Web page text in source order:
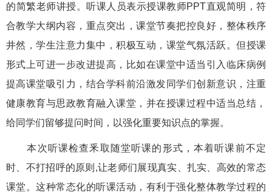
的简繁老师讲授。听课人员表示授课教师PPT直观简明，符
合教学大纲内容，重点突出，课堂节奏把控良好，整体秩序
井然，学生注意力集中，积极互动，课堂气氛活跃。但授课
形式上可进一步改进提高，比如在课堂中适当引入临床病例
提高课堂吸引力，结合学科前沿激发同学们创新意识，注重
健康教育与思政教育融入课堂，并在授课过程中适当总结，
给同学们留够提问时间，以强化重要知识点的掌握。
本次听课检查釆取随堂听课的形式，本着听课前不定
时、不打招呼的原则,让老师们展现真实、扎实、高效的常态
课堂。这种常态化的听课活动，有利于强化整体教学过程的